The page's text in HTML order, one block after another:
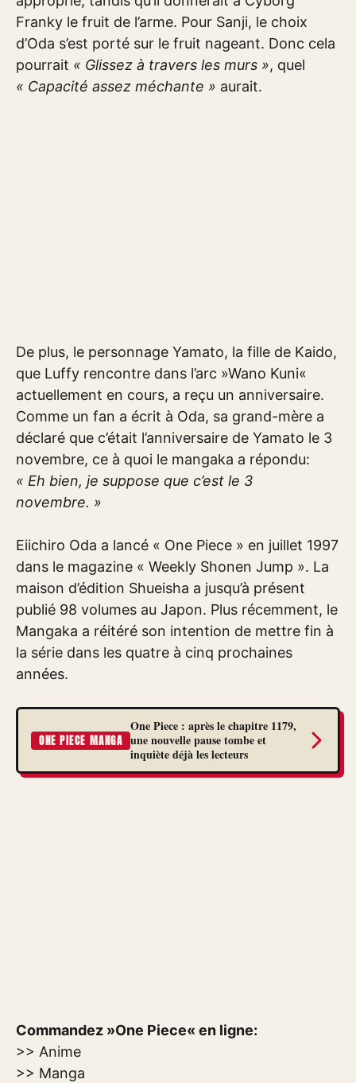
Franky le fruit de l’arme. Pour Sanji, le choix
d’Oda s’est porté sur le fruit nageant. Donc cela
pourrait « Glissez à travers les murs », quel
« Capacité assez méchante » aurait.
De plus, le personnage Yamato, la fille de Kaido,
que Luffy rencontre dans l’arc »Wano Kuni«
actuellement en cours, a reçu un anniversaire.
Comme un fan a écrit à Oda, sa grand-mère a
déclaré que c’était l’anniversaire de Yamato le 3
novembre, ce à quoi le mangaka a répondu:
« Eh bien, je suppose que c’est le 3
novembre. »
Eiichiro Oda a lancé « One Piece » en juillet 1997
dans le magazine « Weekly Shonen Jump ». La
maison d’édition Shueisha a jusqu’à présent
publié 98 volumes au Japon. Plus récemment, le
Mangaka a réitéré son intention de mettre fin à
la série dans les quatre à cinq prochaines
années.
ONE PIECE MANGA
One Piece : après le chapitre 1179,
une nouvelle pause tombe et
inquiète déjà les lecteurs
Commandez »One Piece« en ligne:
>> Anime
>> Manga